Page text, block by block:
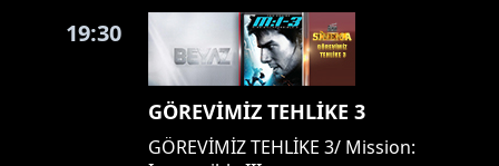
19:30
GÖREVİMİZ TEHLİKE 3
GÖREVİMİZ TEHLİKE 3/ Mission: